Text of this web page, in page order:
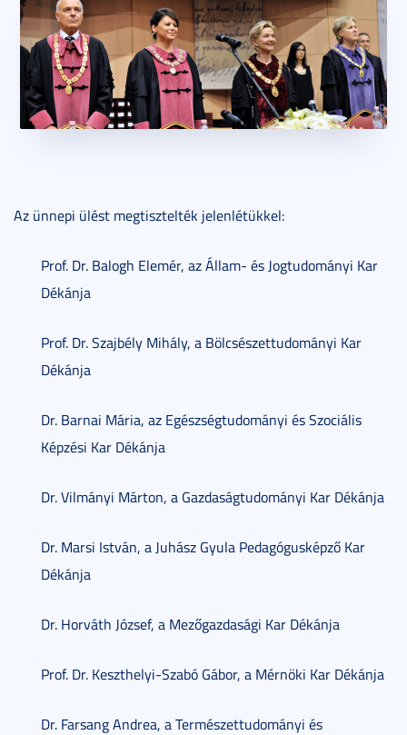
Az ünnepi ülést megtisztelték jelenlétükkel:
Prof. Dr. Balogh Elemér, az Állam- és Jogtudományi Kar
Dékánja
Prof. Dr. Szajbély Mihály, a Bölcsészettudományi Kar
Dékánja
Dr. Barnai Mária, az Egészségtudományi és Szociális
Képzési Kar Dékánja
Dr. Vilmányi Márton, a Gazdaságtudományi Kar Dékánja
Dr. Marsi István, a Juhász Gyula Pedagógusképző Kar
Dékánja
Dr. Horváth József, a Mezőgazdasági Kar Dékánja
Prof. Dr. Keszthelyi-Szabó Gábor, a Mérnöki Kar Dékánja
Dr. Farsang Andrea, a Természettudományi és